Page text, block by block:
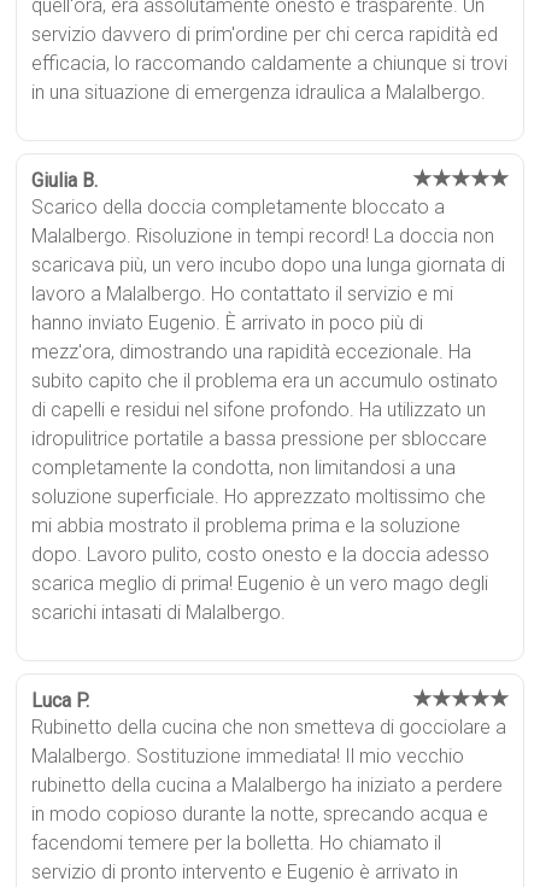
quell'ora, era assolutamente onesto e trasparente. Un
servizio davvero di prim'ordine per chi cerca rapidità ed
efficacia, lo raccomando caldamente a chiunque si trovi
in una situazione di emergenza idraulica a Malalbergo.
Giulia B. ★★★★★
Scarico della doccia completamente bloccato a
Malalbergo. Risoluzione in tempi record! La doccia non
scaricava più, un vero incubo dopo una lunga giornata di
lavoro a Malalbergo. Ho contattato il servizio e mi
hanno inviato Eugenio. È arrivato in poco più di
mezz'ora, dimostrando una rapidità eccezionale. Ha
subito capito che il problema era un accumulo ostinato
di capelli e residui nel sifone profondo. Ha utilizzato un
idropulitrice portatile a bassa pressione per sbloccare
completamente la condotta, non limitandosi a una
soluzione superficiale. Ho apprezzato moltissimo che
mi abbia mostrato il problema prima e la soluzione
dopo. Lavoro pulito, costo onesto e la doccia adesso
scarica meglio di prima! Eugenio è un vero mago degli
scarichi intasati di Malalbergo.
Luca P. ★★★★★
Rubinetto della cucina che non smetteva di gocciolare a
Malalbergo. Sostituzione immediata! Il mio vecchio
rubinetto della cucina a Malalbergo ha iniziato a perdere
in modo copioso durante la notte, sprecando acqua e
facendomi temere per la bolletta. Ho chiamato il
servizio di pronto intervento e Eugenio è arrivato in